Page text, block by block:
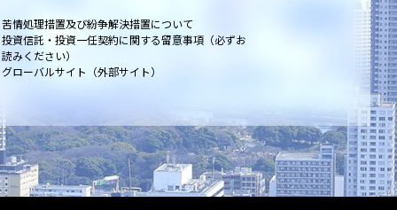
苦情処理措置及び紛争解決措置について
投資信託・投資一任契約に関する留意事項（必ずお
読みください）
グローバルサイト（外部サイト）